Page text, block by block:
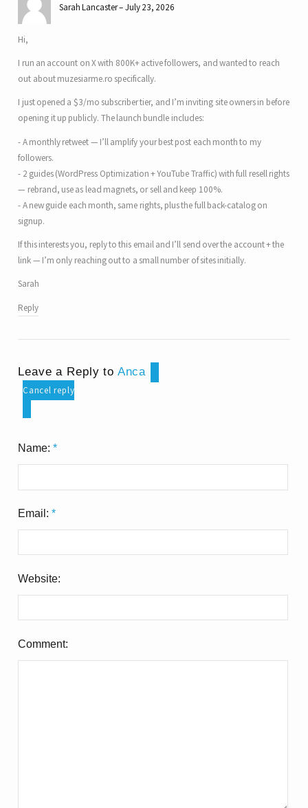
Sarah Lancaster July 23, 2026
Hi,
I run an account on X with 800K+ active followers, and wanted to reach
out about muzesiarme.ro specifically.
I just opened a $3/mo subscriber tier, and I’m inviting site owners in before
opening it up publicly. The launch bundle includes:
- A monthly retweet — I’ll amplify your best post each month to my
followers.
- 2 guides (WordPress Optimization + YouTube Traffic) with full resell rights
— rebrand, use as lead magnets, or sell and keep 100%.
- A new guide each month, same rights, plus the full back-catalog on
signup.
If this interests you, reply to this email and I’ll send over the account + the
link — I’m only reaching out to a small number of sites initially.
Sarah
Reply
Leave a Reply to Anca
Cancel reply
Name:*
Email:*
Website:
Comment